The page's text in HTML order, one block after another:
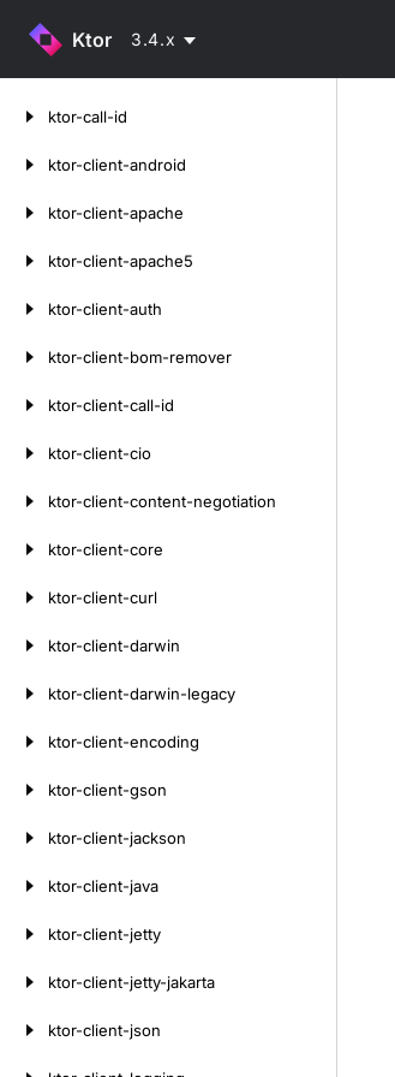
Ktor 3.4.x
ktor-call-id
ktor-client-android
ktor-client-apache
ktor-client-apache5
ktor-client-auth
ktor-client-bom-remover
ktor-client-call-id
ktor-client-cio
ktor-client-content-negotiation
ktor-client-core
ktor-client-curl
ktor-client-darwin
ktor-client-darwin-legacy
ktor-client-encoding
ktor-client-gson
ktor-client-jackson
ktor-client-java
ktor-client-jetty
ktor-client-jetty-jakarta
ktor-client-json